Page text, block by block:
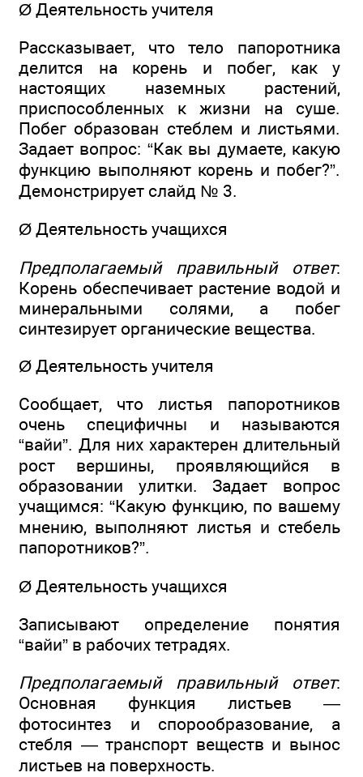
Ø Деятельность учителя
Рассказывает, что тело папоротника
делится на корень и побег, как у
настоящих наземных растений,
приспособленных к жизни на суше.
Побег образован стеблем и листьями.
Задает вопрос: “Как вы думаете, какую
функцию выполняют корень и побег?”.
Демонстрирует слайд № 3.
Ø Деятельность учащихся
Предполагаемый правильный ответ:
Корень обеспечивает растение водой и
минеральными солями, а побег
синтезирует органические вещества.
Ø Деятельность учителя
Сообщает, что листья папоротников
очень специфичны и называются
“вайи”. Для них характерен длительный
рост вершины, проявляющийся в
образовании улитки. Задает вопрос
учащимся: “Какую функцию, по вашему
мнению, выполняют листья и стебель
папоротников?”.
Ø Деятельность учащихся
Записывают определение понятия
“вайи” в рабочих тетрадях.
Предполагаемый правильный ответ:
Основная функция листьев —
фотосинтез и спорообразование, а
стебля — транспорт веществ и вынос
листьев на поверхность.